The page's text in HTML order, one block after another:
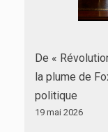
De «
la plume de
politique
19 mai 2026